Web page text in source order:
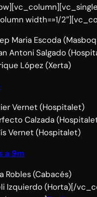
width=»1/
Maria Escoda
Antoni Salgado
López (Xerta)
Vernet (Hospitalet)
Calzada
Vernet (Hospitalet)
a 9m
Robles (Cabacés)
Izquierdo (Horta)[/